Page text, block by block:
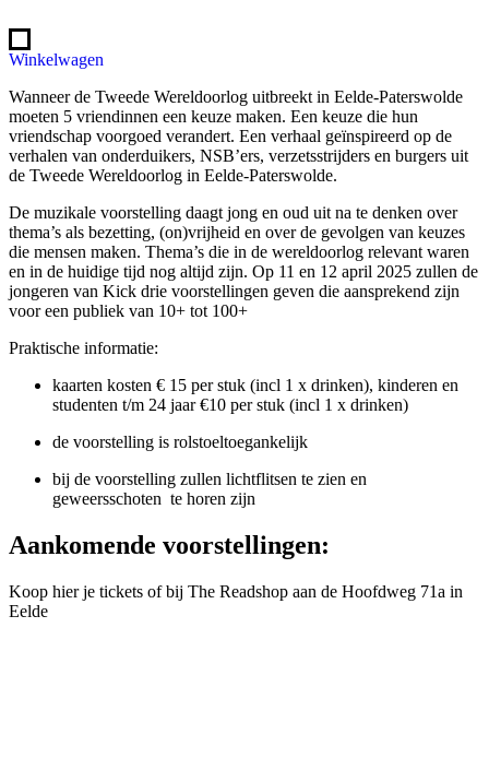
Winkelwagen
Wanneer de Tweede Wereldoorlog uitbreekt in Eelde-Paterswolde
moeten 5 vriendinnen een keuze maken. Een keuze die hun
vriendschap voorgoed verandert. Een verhaal geïnspireerd op de
verhalen van onderduikers, NSB’ers, verzetsstrijders en burgers uit
de Tweede Wereldoorlog in Eelde-Paterswolde.
De muzikale voorstelling daagt jong en oud uit na te denken over
thema’s als bezetting, (on)vrijheid en over de gevolgen van keuzes
die mensen maken. Thema’s die in de wereldoorlog relevant waren
en in de huidige tijd nog altijd zijn. Op 11 en 12 april 2025 zullen de
jongeren van Kick drie voorstellingen geven die aansprekend zijn
voor een publiek van 10+ tot 100+
Praktische informatie:
kaarten kosten € 15 per stuk (incl 1 x drinken), kinderen en
studenten t/m 24 jaar €10 per stuk (incl 1 x drinken)
de voorstelling is rolstoeltoegankelijk
bij de voorstelling zullen lichtflitsen te zien en
geweersschoten te horen zijn
Aankomende voorstellingen:
Koop hier je tickets of bij The Readshop aan de Hoofdweg 71a in
Eelde